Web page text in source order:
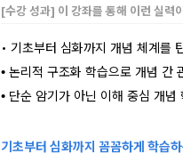
[수강 성과] 이 강좌를 통해 이런 실력
• 기초부터 심화까지 개념 체계를
• 논리적 구조화 학습으로 개념 간
• 단순 암기가 아닌 이해 중심 개념
기초부터 심화까지 꼼꼼하게 학습하